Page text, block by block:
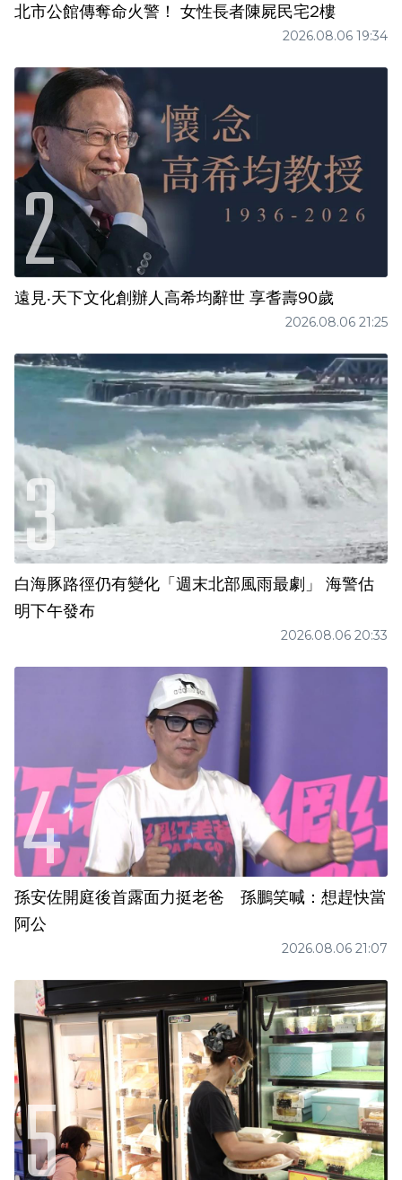
北市公館傳奪命火警！ 女性長者陳屍民宅2樓
2026.08.06 19:34
遠見‧天下文化創辦人高希均辭世 享耆壽90歲
2026.08.06 21:25
白海豚路徑仍有變化「週末北部風雨最劇」 海警估
明下午發布
2026.08.06 20:33
孫安佐開庭後首露面力挺老爸 孫鵬笑喊：想趕快當
阿公
2026.08.06 21:07